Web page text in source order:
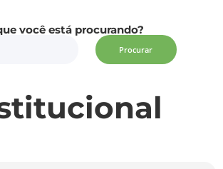
você está procurando?
Procurar